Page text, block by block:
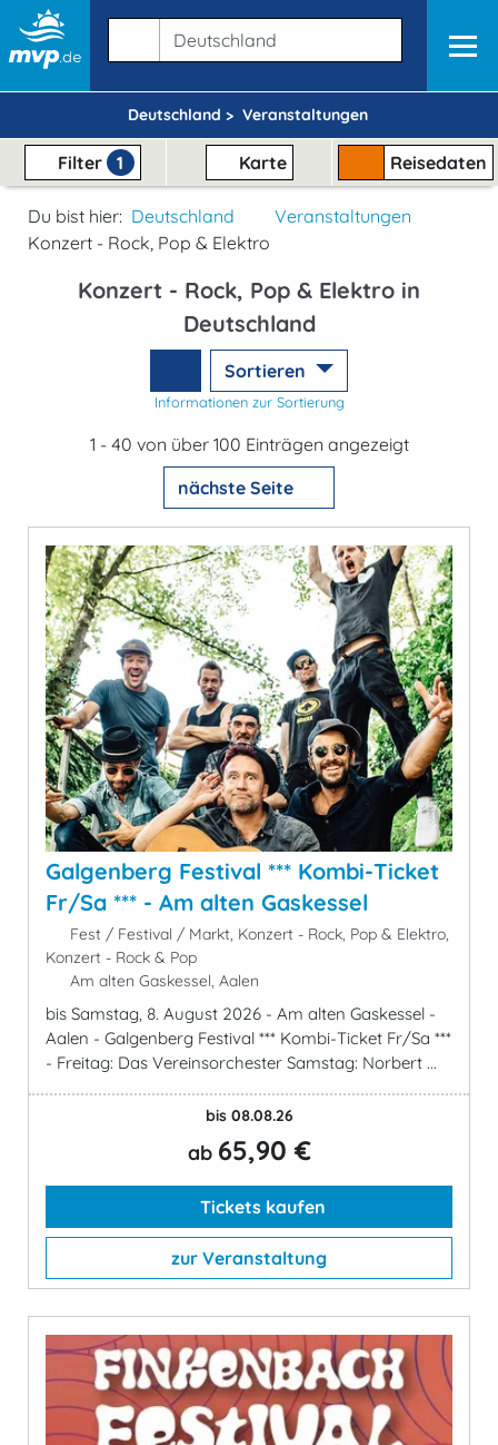
Deutschland > Veranstaltungen
Filter 1 Karte Reisedaten
Du bist hier: Deutschland
Veranstaltungen
Konzert - Rock, Pop & Elektro
Konzert - Rock, Pop & Elektro in
Deutschland
Sortieren
Informationen zur Sortierung
1 - 40 von über 100 Einträgen angezeigt
nächste Seite
Galgenberg Festival *** Kombi-Ticket
Fr/Sa *** - Am alten Gaskessel
Fest / Festival / Markt, Konzert - Rock, Pop & Elektro,
Konzert - Rock & Pop
Am alten Gaskessel, Aalen
bis Samstag, 8. August 2026 - Am alten Gaskessel -
Aalen - Galgenberg Festival *** Kombi-Ticket Fr/Sa ***
- Freitag: Das Vereinsorchester Samstag: Norbert ...
bis 08.08.26
ab 65,90 €
Tickets kaufen
zur Veranstaltung